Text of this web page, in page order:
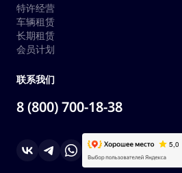
特许经营
车辆租赁
长期租赁
会员计划
联系我们
8 (800) 700-18-38